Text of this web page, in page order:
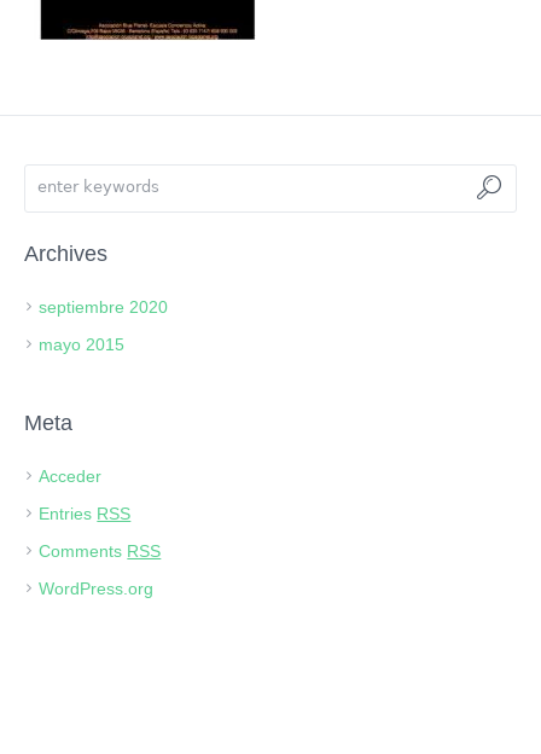
Archives
septiembre 2020
mayo 2015
Meta
Acceder
Entries RSS
Comments RSS
WordPress.org